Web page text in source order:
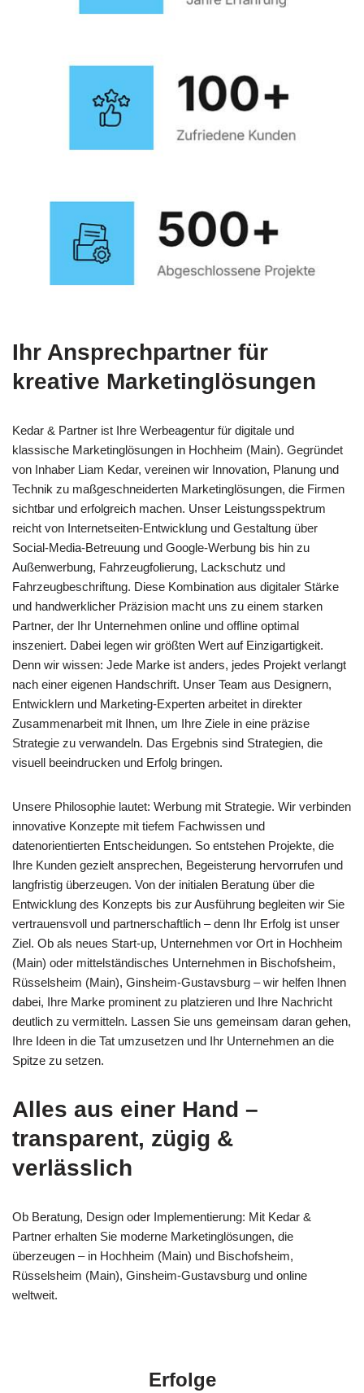
Ihr Ansprechpartner für
kreative Marketinglösungen
Kedar & Partner ist Ihre Werbeagentur für digitale und
klassische Marketinglösungen in Hochheim (Main). Gegründet
von Inhaber Liam Kedar, vereinen wir Innovation, Planung und
Technik zu maßgeschneiderten Marketinglösungen, die Firmen
sichtbar und erfolgreich machen. Unser Leistungsspektrum
reicht von Internetseiten-Entwicklung und Gestaltung über
Social-Media-Betreuung und Google-Werbung bis hin zu
Außenwerbung, Fahrzeugfolierung, Lackschutz und
Fahrzeugbeschriftung. Diese Kombination aus digitaler Stärke
und handwerklicher Präzision macht uns zu einem starken
Partner, der Ihr Unternehmen online und offline optimal
inszeniert. Dabei legen wir größten Wert auf Einzigartigkeit.
Denn wir wissen: Jede Marke ist anders, jedes Projekt verlangt
nach einer eigenen Handschrift. Unser Team aus Designern,
Entwicklern und Marketing-Experten arbeitet in direkter
Zusammenarbeit mit Ihnen, um Ihre Ziele in eine präzise
Strategie zu verwandeln. Das Ergebnis sind Strategien, die
visuell beeindrucken und Erfolg bringen.
Unsere Philosophie lautet: Werbung mit Strategie. Wir verbinden
innovative Konzepte mit tiefem Fachwissen und
datenorientierten Entscheidungen. So entstehen Projekte, die
Ihre Kunden gezielt ansprechen, Begeisterung hervorrufen und
langfristig überzeugen. Von der initialen Beratung über die
Entwicklung des Konzepts bis zur Ausführung begleiten wir Sie
vertrauensvoll und partnerschaftlich – denn Ihr Erfolg ist unser
Ziel. Ob als neues Start-up, Unternehmen vor Ort in Hochheim
(Main) oder mittelständisches Unternehmen in Bischofsheim,
Rüsselsheim (Main), Ginsheim-Gustavsburg – wir helfen Ihnen
dabei, Ihre Marke prominent zu platzieren und Ihre Nachricht
deutlich zu vermitteln. Lassen Sie uns gemeinsam daran gehen,
Ihre Ideen in die Tat umzusetzen und Ihr Unternehmen an die
Spitze zu setzen.
Alles aus einer Hand –
transparent, zügig &
verlässlich
Ob Beratung, Design oder Implementierung: Mit Kedar &
Partner erhalten Sie moderne Marketinglösungen, die
überzeugen – in Hochheim (Main) und Bischofsheim,
Rüsselsheim (Main), Ginsheim-Gustavsburg und online
weltweit.
Erfolge